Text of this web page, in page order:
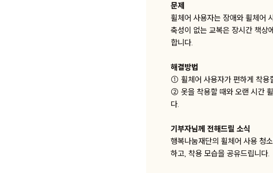
문제
휠체어 사용자는 장애와 휠체어
축성이 없는 교복은 장시간 책상
합니다.
해결방법
① 휠체어 사용자가 편하게 착용
② 옷을 착용할 때와 오랜 시간
다.
기부자님께 전해드릴 소식
행복나눔재단의 휠체어 사용 청
하고, 착용 모습을 공유드립니다.